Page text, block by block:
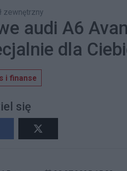
zewnętrzny
audi A6
dla
i finanse
się